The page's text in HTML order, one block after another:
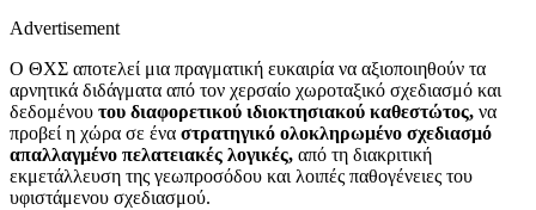
Advertisement
Ο ΘΧΣ αποτελεί μια πραγματική ευκαιρία να αξιοποιηθούν τα
αρνητικά διδάγματα από τον χερσαίο χωροταξικό σχεδιασμό και
δεδομένου του διαφορετικού ιδιοκτησιακού καθεστώτος, να
προβεί η χώρα σε ένα στρατηγικό ολοκληρωμένο σχεδιασμό
απαλλαγμένο πελατειακές λογικές, από τη διακριτική
εκμετάλλευση της γεωπροσόδου και λοιπές παθογένειες του
υφιστάμενου σχεδιασμού.